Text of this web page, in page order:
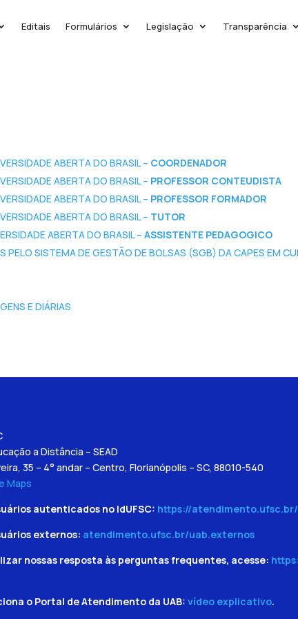
Editais Formulários Legislação Transparência
ABERTA DO BRASIL – COORDENADOR
ABERTA DO BRASIL – PROFESSOR CONTEUDISTA
ABERTA DO BRASIL – PROFESSOR FORMADOR
ABERTA DO BRASIL – TUTOR
ABERTA DO BRASIL –ASSISTENTE PEDAGOGICO
PELO SISTEMA DE GESTÃO DE BOLSAS (SGB) DA CAPES EM
E DIÁRIAS
a Distância – SEAD
35 – 4° andar – Centro, Florianópolis – SC, 88010-540
Maps
autenticados no IdUFSC: https://
externos: atendimento.ufsc.br/uab.externos
nossas resposta às perguntas frequentes, acesse:
o Portal de Atendimento da UAB: vídeo explicativo.